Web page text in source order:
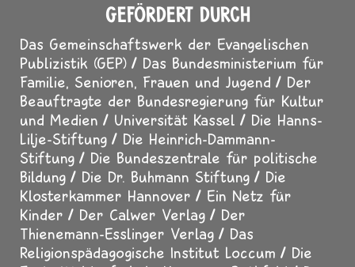
GEFÖRDERT DURCH
Das Gemeinschaftswerk der Evangelischen
Publizistik (GEP)
Das Bundesministerium für
Familie, Senioren, Frauen und Jugend
Der
Beauftragte der Bundesregierung für Kultur
und Medien
Universität Kassel
Die Hanns-
Lilje-Stiftung
Die Heinrich-Dammann-
Stiftung
Die Bundeszentrale für politische
Bildung
Die Dr. Buhmann Stiftung
Die
Klosterkammer Hannover
Ein Netz für
Kinder
Der Calwer Verlag
Der
Thienemann-Esslinger Verlag
Das
Religionspädagogische Institut Loccum
Die